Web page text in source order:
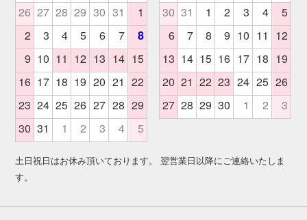
土日祝日はお休み頂いております。 翌営業日以降にご連絡いたしま
す。